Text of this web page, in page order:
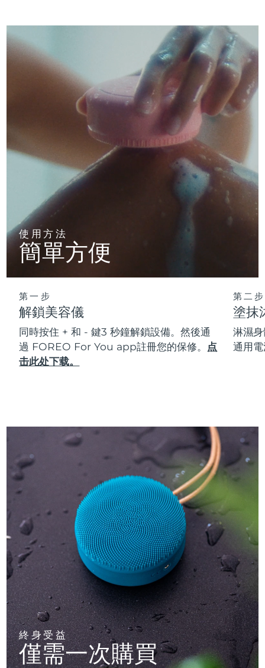
使用方法
簡單方便
第一步
解鎖美容儀
同時按住 + 和 - 鍵3 秒鐘解鎖設備。然後通
過 FOREO For You app註冊您的保修。 点
击此处下载。
第二步
塗抹
淋濕
通用
終身受益
僅需一次購買
阿拉伯聯合大公國 預計送達日期8/12/26
英國 預計送達日期 8/11/26
預計送達日期 8/12/26
預計送達日期8/16/26
預計送達日期